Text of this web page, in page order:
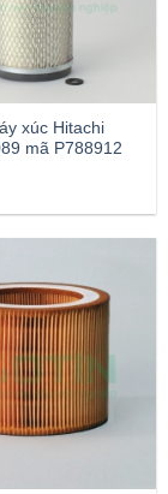
xúc Hitachi
mã P788912